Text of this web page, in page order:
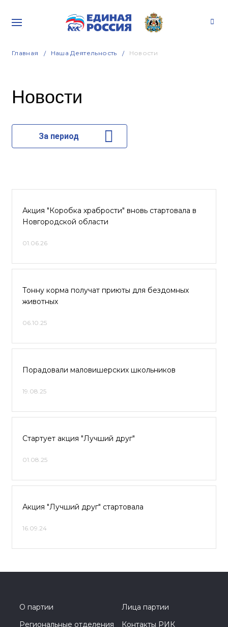
Главная Наша Деятельность Новости
Новости
За период
Акция "Коробка храбрости" вновь стартовала в
Новгородской области
01.06.26
Тонну корма получат приюты для бездомных
животных
06.10.25
Порадовали маловишерских школьников
19.08.25
Стартует акция "Лучший друг"
01.08.25
Акция "Лучший друг" стартовала
16.09.24
О партии
Лица партии
Региональные отделения
Контакты РИК